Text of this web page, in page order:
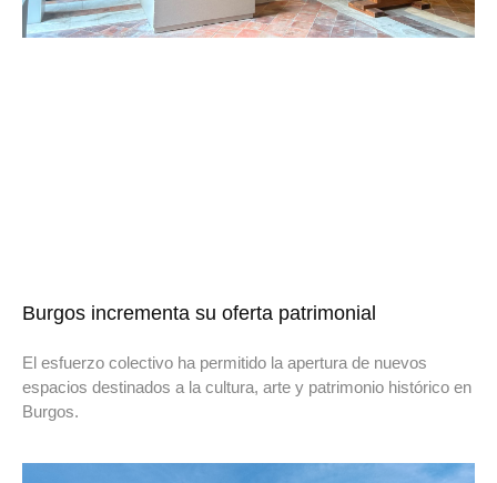
Burgos incrementa su oferta patrimonial
El esfuerzo colectivo ha permitido la apertura de nuevos
espacios destinados a la cultura, arte y patrimonio histórico en
Burgos.